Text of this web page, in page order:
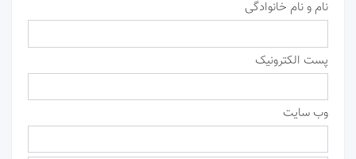
نام و نام خانوادگی
پست الکترونیک
وب سایت